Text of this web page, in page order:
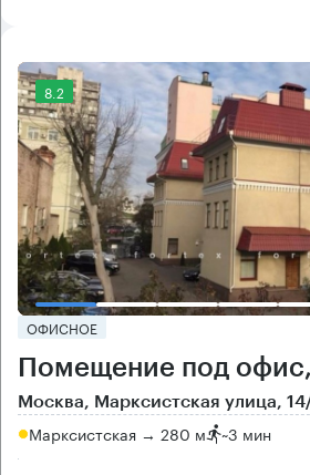
8.2
ОФИСНОЕ
Помещение под
Москва, Марксистская улица, 14/
Марксистская → 280 м ~3 мин